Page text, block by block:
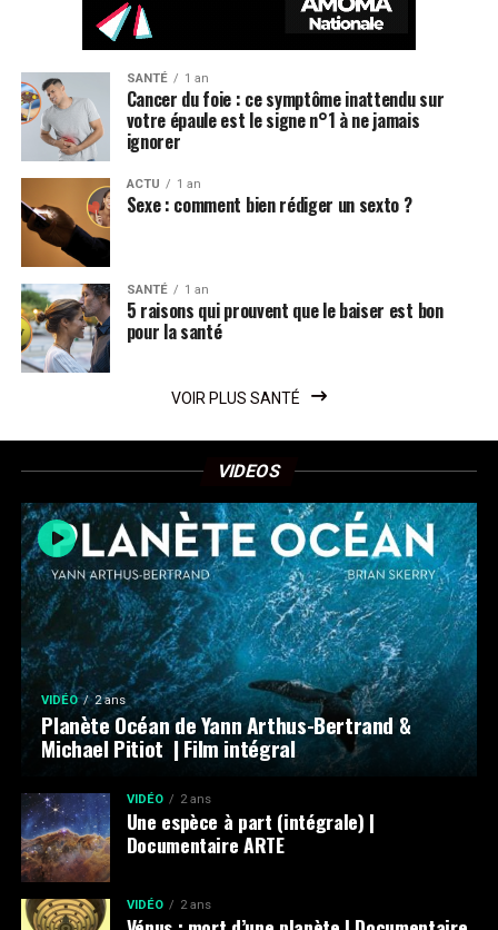
SANTÉ 1 an
Cancer du foie : ce symptôme inattendu sur
votre épaule est le signe n°1 à ne jamais
ignorer
ACTU 1 an
Sexe : comment bien rédiger un sexto ?
SANTÉ 1 an
5 raisons qui prouvent que le baiser est bon
pour la santé
VOIR PLUS SANTÉ
VIDEOS
VIDÉO 2 ans
Planète Océan de Yann Arthus-Bertrand &
Michael Pitiot | Film intégral
VIDÉO 2 ans
Une espèce à part (intégrale) |
Documentaire ARTE
VIDÉO 2 ans